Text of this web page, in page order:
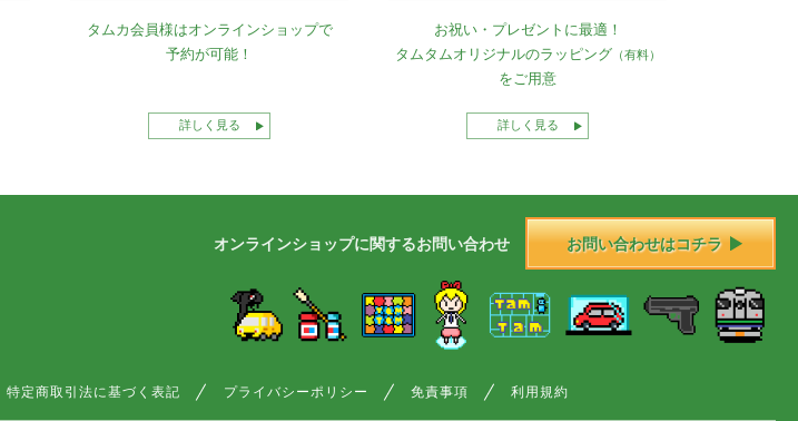
タムカ会員様はオンラインショップで
予約が可能！
詳しく見る
お祝い・プレゼントに最適！
タムタムオリジナルのラッピング（有料）
をご用意
詳しく見る
オンラインショップに関するお問い合わせ お問い合わせはコチラ
特定商取引法に基づく表記 プライバシーポリシー 免責事項 利用規約